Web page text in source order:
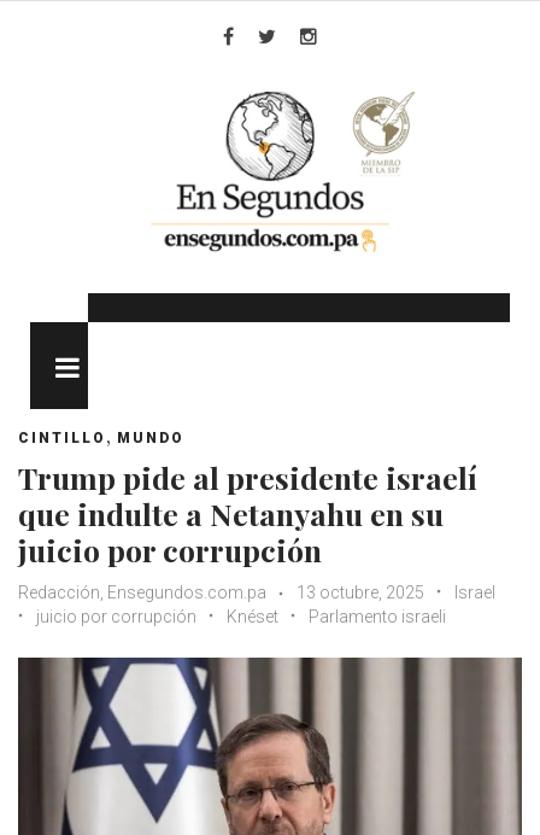
CINTILLO , MUNDO
Trump pide al presidente israelí
que indulte a Netanyahu en su
juicio por corrupción
Redacción, Ensegundos.com.pa 13 octubre, 2025
Israel
juicio por corrupción
Knéset Parlamento israeli